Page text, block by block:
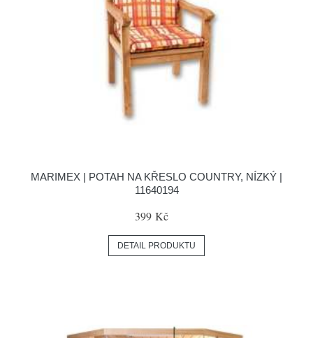
MARIMEX | POTAH NA KŘESLO COUNTRY, NÍZKÝ |
11640194
399 Kč
DETAIL PRODUKTU